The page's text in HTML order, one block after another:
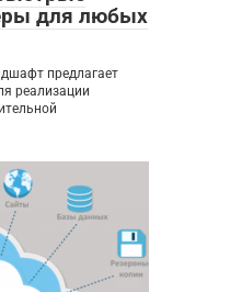
для любых
предлагает
реализации